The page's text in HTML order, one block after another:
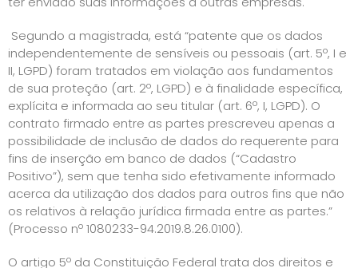
Segundo a magistrada, está “patente que os dados
independentemente de sensíveis ou pessoais (art. 5º, I e
II, LGPD) foram tratados em violação aos fundamentos
de sua proteção (art. 2º, LGPD) e à finalidade específica,
explícita e informada ao seu titular (art. 6º, I, LGPD). O
contrato firmado entre as partes prescreveu apenas a
possibilidade de inclusão de dados do requerente para
fins de inserção em banco de dados (“Cadastro
Positivo”), sem que tenha sido efetivamente informado
acerca da utilização dos dados para outros fins que não
os relativos à relação jurídica firmada entre as partes.”
(Processo nº 1080233-94.2019.8.26.0100).
O artigo 5º da Constituição Federal trata dos direitos e